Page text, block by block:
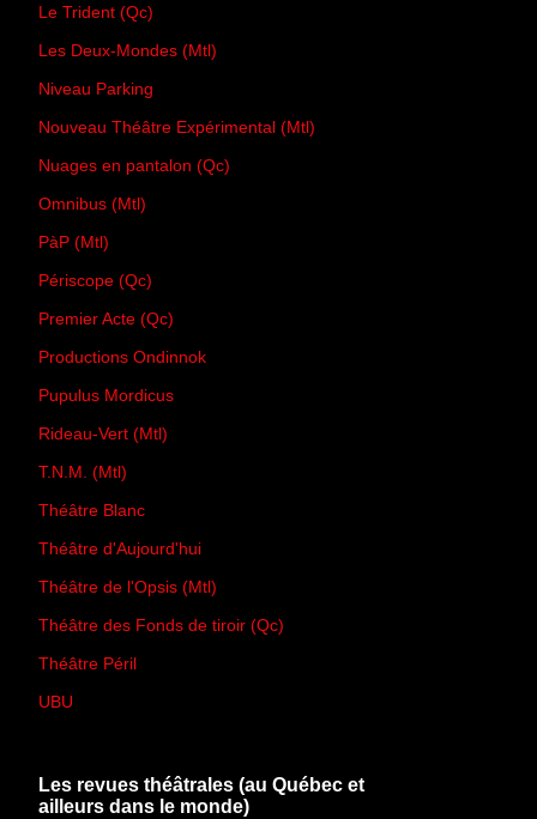
Le Trident (Qc)
Les Deux-Mondes (Mtl)
Niveau Parking
Nouveau Théâtre Expérimental (Mtl)
Nuages en pantalon (Qc)
Omnibus (Mtl)
PàP (Mtl)
Périscope (Qc)
Premier Acte (Qc)
Productions Ondinnok
Pupulus Mordicus
Rideau-Vert (Mtl)
T.N.M. (Mtl)
Théâtre Blanc
Théâtre d'Aujourd'hui
Théâtre de l'Opsis (Mtl)
Théâtre des Fonds de tiroir (Qc)
Théâtre Péril
UBU
Les revues théâtrales (au Québec et
ailleurs dans le monde)